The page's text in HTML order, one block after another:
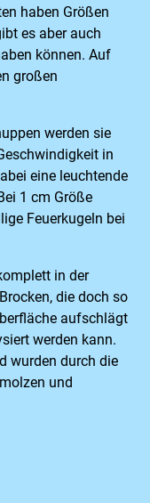
haben Größen
es aber auch
können. Auf
großen
werden sie
in
eine leuchtende
1 cm Größe
Feuerkugeln bei
in der
die doch so
aufschlägt
werden kann.
wurden durch die
und